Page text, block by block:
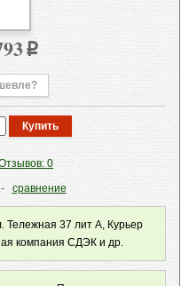
p
0
сравнение
Тележная 37 лит А, Курьер
компания СДЭК и др.